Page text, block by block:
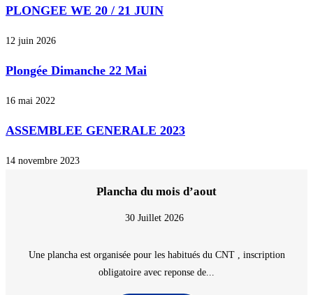
PLONGEE WE 20 / 21 JUIN
12 juin 2026
Plongée Dimanche 22 Mai
16 mai 2022
ASSEMBLEE GENERALE 2023
14 novembre 2023
Plancha du mois d’aout
30 Juillet 2026
Une plancha est organisée pour les habitués du CNT , inscription
obligatoire avec reponse de...